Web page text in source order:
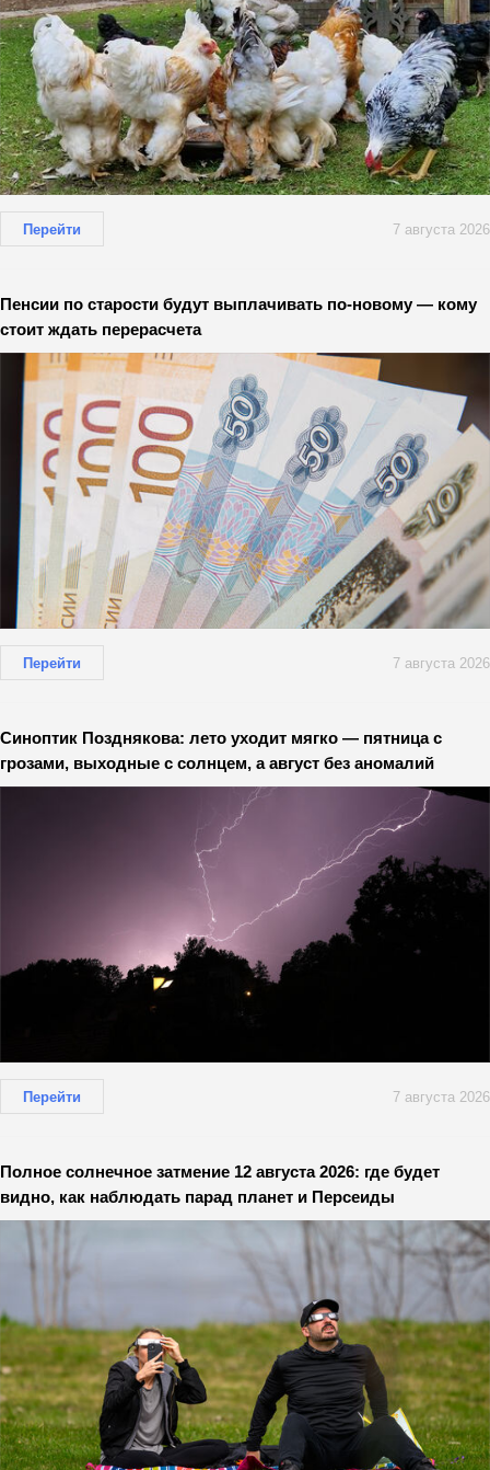
Перейти 7 августа 2026
Пенсии по старости будут выплачивать по-новому — кому
стоит ждать перерасчета
Перейти 7 августа 2026
Синоптик Позднякова: лето уходит мягко — пятница с
грозами, выходные с солнцем, а август без аномалий
Перейти 7 августа 2026
Полное солнечное затмение 12 августа 2026: где будет
видно, как наблюдать парад планет и Персеиды